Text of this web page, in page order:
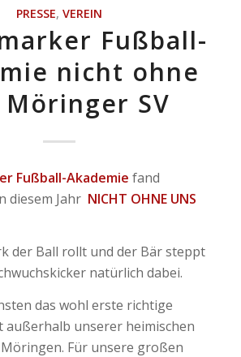
PRESSE, VEREIN
Fußball-
nicht ohne
SV
Fußball-Akademie fand
diesem Jahr NICHT OHNE UNS
der Ball rollt und der Bär steppt
natürlich dabei.
das wohl erste richtige
unserer heimischen
Für unsere großen